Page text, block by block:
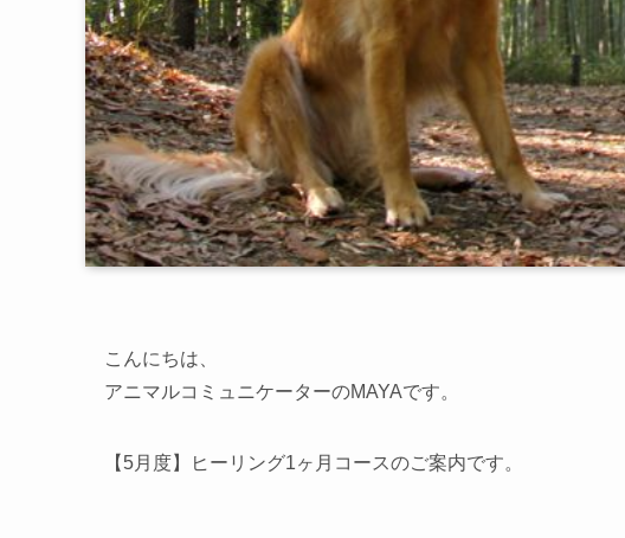
こんにちは、
アニマルコミュニケーターのMAYAです。
【5月度】ヒーリング1ヶ月コースのご案内です。